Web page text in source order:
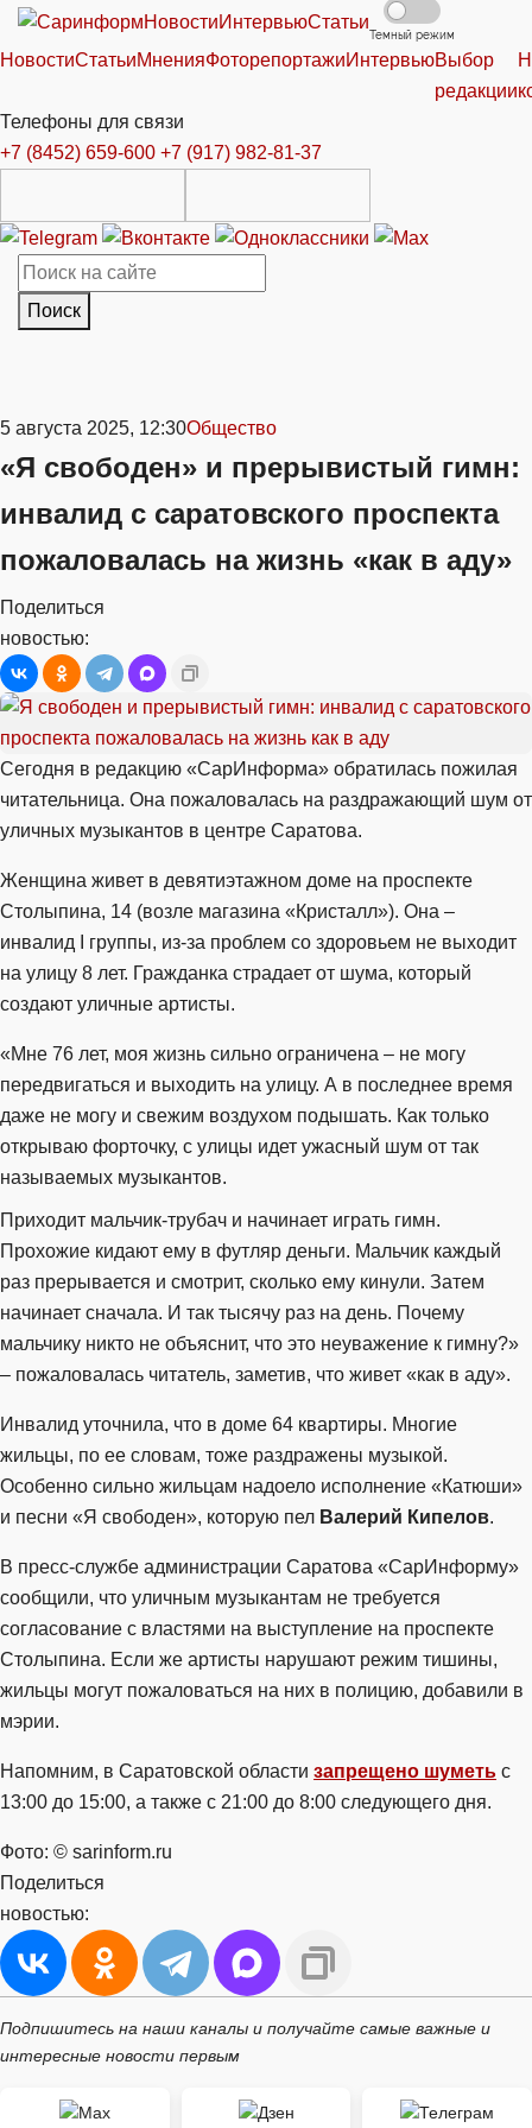
НовостиИнтервьюСтатьи
Темный режим
НовостиСтатьиМненияФоторепортажиИнтервьюВыбор
редакции
Телефоны для связи
+7 (8452) 659-600 +7 (917) 982-81-37
Поиск
5 августа 2025, 12:30Общество
«Я свободен» и прерывистый гимн:
инвалид с саратовского проспекта
пожаловалась на жизнь «как в аду»
Поделиться
новостью:
Сегодня в редакцию «СарИнформа» обратилась пожилая
читательница. Она пожаловалась на раздражающий шум от
уличных музыкантов в центре Саратова.
Женщина живет в девятиэтажном доме на проспекте
Столыпина, 14 (возле магазина «Кристалл»). Она –
инвалид I группы, из-за проблем со здоровьем не выходит
на улицу 8 лет. Гражданка страдает от шума, который
создают уличные артисты.
«Мне 76 лет, моя жизнь сильно ограничена – не могу
передвигаться и выходить на улицу. А в последнее время
даже не могу и свежим воздухом подышать. Как только
открываю форточку, с улицы идет ужасный шум от так
называемых музыкантов.
Приходит мальчик-трубач и начинает играть гимн.
Прохожие кидают ему в футляр деньги. Мальчик каждый
раз прерывается и смотрит, сколько ему кинули. Затем
начинает сначала. И так тысячу раз на день. Почему
мальчику никто не объяснит, что это неуважение к гимну?»
– пожаловалась читатель, заметив, что живет «как в аду».
Инвалид уточнила, что в доме 64 квартиры. Многие
жильцы, по ее словам, тоже раздражены музыкой.
Особенно сильно жильцам надоело исполнение «Катюши»
и песни «Я свободен», которую пел Валерий Кипелов.
В пресс-службе администрации Саратова «СарИнформу»
сообщили, что уличным музыкантам не требуется
согласование с властями на выступление на проспекте
Столыпина. Если же артисты нарушают режим тишины,
жильцы могут пожаловаться на них в полицию, добавили в
мэрии.
Напомним, в Саратовской области запрещено шуметь с
13:00 до 15:00, а также с 21:00 до 8:00 следующего дня.
Фото: © sarinform.ru
Поделиться
новостью:
Подпишитесь на наши каналы и получайте самые важные и
интересные новости первым